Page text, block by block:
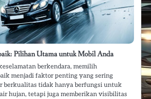
Pilihan Utama untuk Mobil Anda
berkendara, memilih
menjadi faktor penting yang sering
berkualitas tidak hanya berfungsi untuk
hujan, tetapi juga memberikan visibilitas